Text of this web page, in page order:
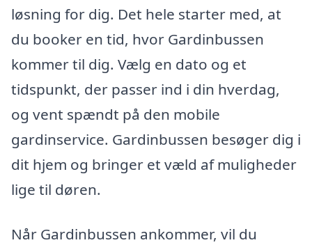
løsning for dig. Det hele starter med, at
du booker en tid, hvor Gardinbussen
kommer til dig. Vælg en dato og et
tidspunkt, der passer ind i din hverdag,
og vent spændt på den mobile
gardinservice. Gardinbussen besøger dig i
dit hjem og bringer et væld af muligheder
lige til døren.
Når Gardinbussen ankommer, vil du